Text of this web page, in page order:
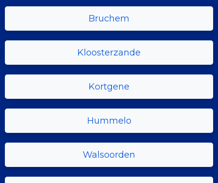
Bruchem
Kloosterzande
Kortgene
Hummelo
Walsoorden